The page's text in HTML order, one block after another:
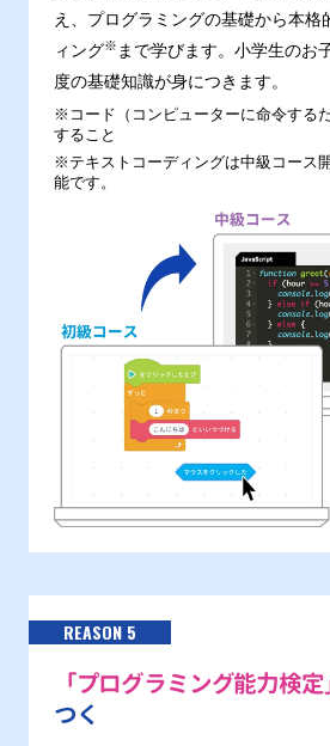
え、プログラミングの基礎から本格
ィング※ まで学びます。小学生のお
度の基礎知識が身につきます。
※コード（コンピューターに命令する
すること
※テキストコーディングは中級コース
能です。
REASON 5
「プログラミング能力検
つく